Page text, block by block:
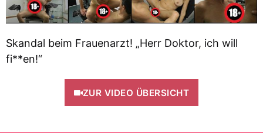
Skandal beim Frauenarzt! „Herr Doktor, ich will
fi**en!“
ZUR VIDEO ÜBERSICHT